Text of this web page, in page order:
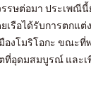
รษต่อมา ประเพณีนี้
เรือได้รับการตกแ
องโมริโอกะ ขณะ
ที่อุดมสมบูรณ์ และ